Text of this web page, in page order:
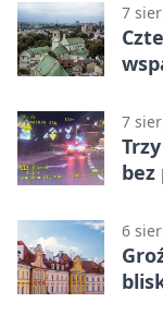
7
7
bez
6